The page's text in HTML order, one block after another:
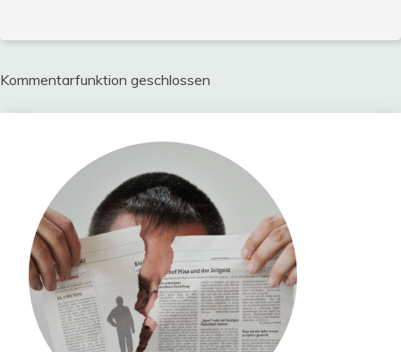
Kommentarfunktion geschlossen